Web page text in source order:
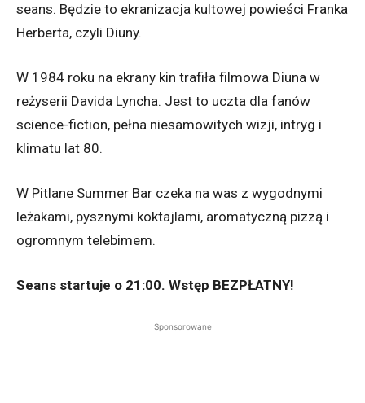
seans. Będzie to ekranizacja kultowej powieści Franka
Herberta, czyli Diuny.
W 1984 roku na ekrany kin trafiła filmowa Diuna w
reżyserii Davida Lyncha. Jest to uczta dla fanów
science-fiction, pełna niesamowitych wizji, intryg i
klimatu lat 80.
W Pitlane Summer Bar czeka na was z wygodnymi
leżakami, pysznymi koktajlami, aromatyczną pizzą i
ogromnym telebimem.
Seans startuje o 21:00. Wstęp BEZPŁATNY!
Sponsorowane